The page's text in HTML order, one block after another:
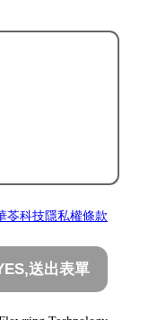
苓科技隱私權條款